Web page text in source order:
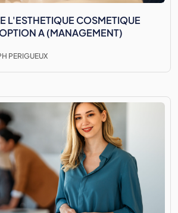
L'ESTHETIQUE COSMETIQUE
A (MANAGEMENT)
PERIGUEUX